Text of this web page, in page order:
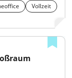
Vollzeit